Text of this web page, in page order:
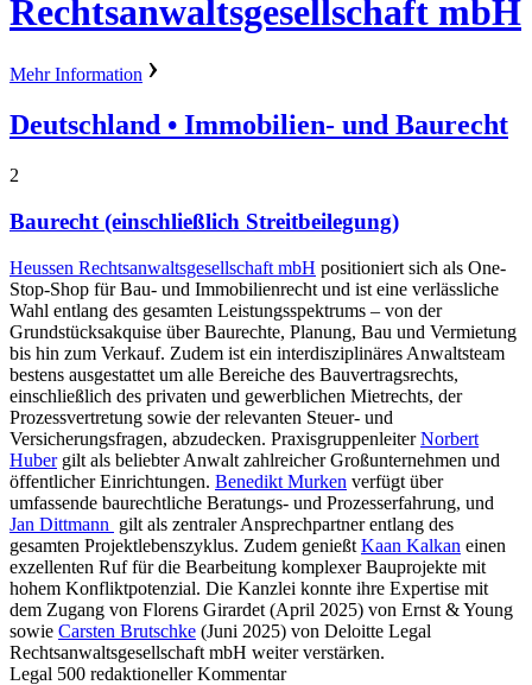
Rechtsanwaltsgesellschaft mbH
Mehr Information
Deutschland • Immobilien- und Baurecht
2
Baurecht (einschließlich Streitbeilegung)
Heussen Rechtsanwaltsgesellschaft mbH positioniert sich als One-
Stop-Shop für Bau- und Immobilienrecht und ist eine verlässliche
Wahl entlang des gesamten Leistungsspektrums – von der
Grundstücksakquise über Baurechte, Planung, Bau und Vermietung
bis hin zum Verkauf. Zudem ist ein interdisziplinäres Anwaltsteam
bestens ausgestattet um alle Bereiche des Bauvertragsrechts,
einschließlich des privaten und gewerblichen Mietrechts, der
Prozessvertretung sowie der relevanten Steuer- und
Versicherungsfragen, abzudecken. PraxisgruppenleiterNorbert
Hubergilt als beliebter Anwalt zahlreicher Großunternehmen und
öffentlicher Einrichtungen. Benedikt Murken verfügt über
umfassende baurechtliche Beratungs- und Prozesserfahrung, und
Jan Dittmann gilt als zentraler Ansprechpartner entlang des
gesamten Projektlebenszyklus. Zudem genießt Kaan Kalkan einen
exzellenten Ruf für die Bearbeitung komplexer Bauprojekte mit
hohem Konfliktpotenzial. Die Kanzlei konnte ihre Expertise mit
dem Zugang von Florens Girardet (April 2025) von Ernst & Young
sowie Carsten Brutschke (Juni 2025) von Deloitte Legal
Rechtsanwaltsgesellschaft mbH weiter verstärken.
Legal 500 redaktioneller Kommentar